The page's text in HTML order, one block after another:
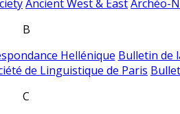
Ancient West & EastArchéo-
B
Hellénique Bulletin de
de Linguistique de Paris
C